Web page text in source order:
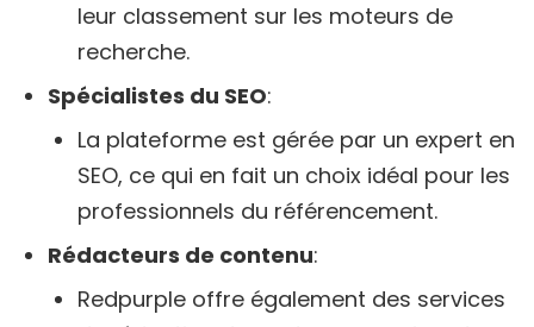
leur classement sur les moteurs de
recherche.
Spécialistes du SEO:
La plateforme est gérée par un expert en
SEO, ce qui en fait un choix idéal pour les
professionnels du référencement.
Rédacteurs de contenu:
Redpurple offre également des services